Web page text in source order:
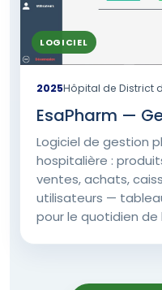
LOGICIEL
2025Hôpital de District
EsaPharm —
Logiciel de gestion
hospitalière :
ventes, achats,
utilisateurs —
pour le quotidien de